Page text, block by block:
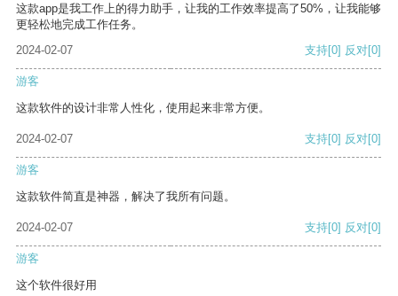
这款app是我工作上的得力助手，让我的工作效率提高了50%，让我能够
更轻松地完成工作任务。
2024-02-07
支持[0] 反对[0]
游客
这款软件的设计非常人性化，使用起来非常方便。
2024-02-07 支持[0] 反对[0]
游客
这款软件简直是神器，解决了我所有问题。
2024-02-07 支持[0] 反对[0]
游客
这个软件很好用